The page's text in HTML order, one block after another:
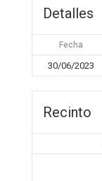
Detalles
Fecha
30/06/2023
Recinto